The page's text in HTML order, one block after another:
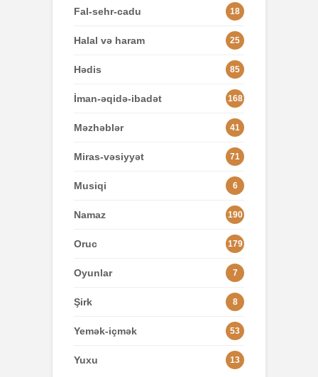
Fal-sehr-cadu 18
Halal və haram 25
Hədis 85
İman-əqidə-ibadət 168
Məzhəblər 41
Miras-vəsiyyət 71
Musiqi 6
Namaz 190
Oruc 179
Oyunlar 7
Şirk 8
Yemək-içmək 53
Yuxu 13